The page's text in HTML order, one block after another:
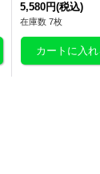
{LPST-JP001}
スター》
5,580円(税込)
在庫数 7枚